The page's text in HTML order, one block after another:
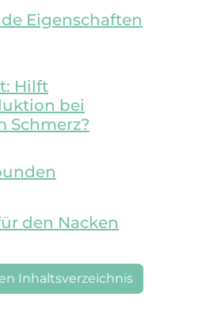
Eigenschaften
Hilft
bei
Schmerz?
den Nacken
Inhaltsverzeichnis